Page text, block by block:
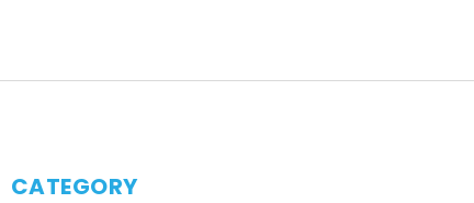
CATEGORY